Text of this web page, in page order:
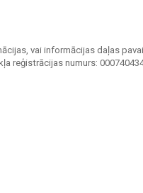
vai informācijas daļas
numurs: